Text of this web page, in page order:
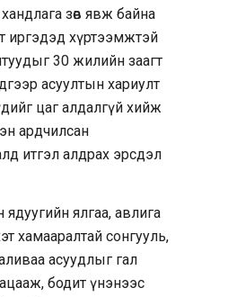
зөв явж байна
иргэдэд хүртээмжтэй
30 жилийн заагт
асуултын хариулт
цаг алдалгүй хийж
ардчилсан
итгэл алдрах эрсдэл
ялгаа, авлига
хэт хамааралтай сонгууль,
асуудлыг гал
бодит үнэнээс